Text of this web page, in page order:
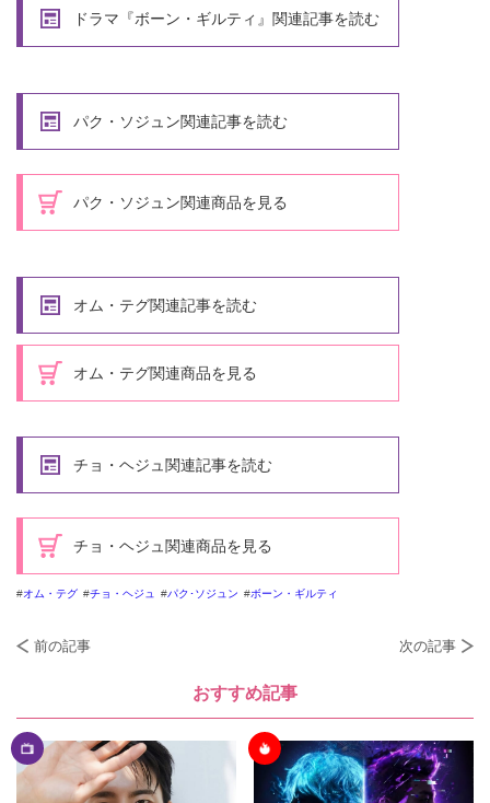
ドラマ『ボーン・ギルティ』関連記事を読む
パク・ソジュン関連記事を読む
パク・ソジュン関連商品を見る
オム・テグ関連記事を読む
オム・テグ関連商品を見る
チョ・ヘジュ関連記事を読む
チョ・ヘジュ関連商品を見る
オム・テグ チョ・ヘジュ パク･ソジュン ボーン・ギルティ
前の記事 次の記事
おすすめ記事